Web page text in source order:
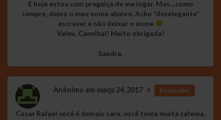
E hoje estou com preguiça de me logar. Mas…como
sempre, deixo o meu nome abaixo. Acho “deselegante”
escrever e não deixar o nome
Valeu, Cannibal! Muito obrigada!
Sandra.
Anônimo em março 24, 2017 # Responder
Cesar Rafael você é demais cara, você toma muita cafeína,